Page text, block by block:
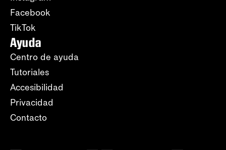
Facebook
TikTok
Ayuda
Centro de ayuda
Tutoriales
Accesibilidad
Privacidad
Contacto